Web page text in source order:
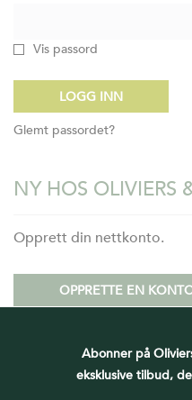
Abonner på
eksklusive tilbud,
Vis passord
LOGG INN
Glemt passordet?
NY HOS OLIVIERS
Opprett din nettkonto.
OPPRETTE EN